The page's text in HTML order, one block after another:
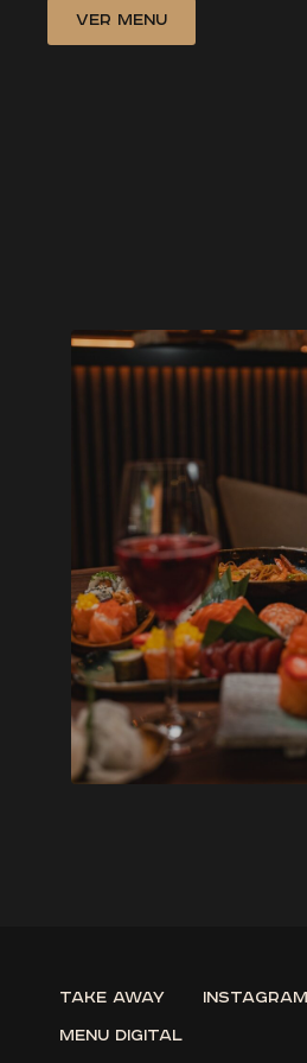
Ver Menu
Take Away
Menu Digital
instagram